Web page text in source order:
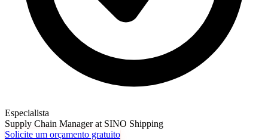
Especialista
Supply Chain Manager at SINO Shipping
Solicite um orçamento gratuito